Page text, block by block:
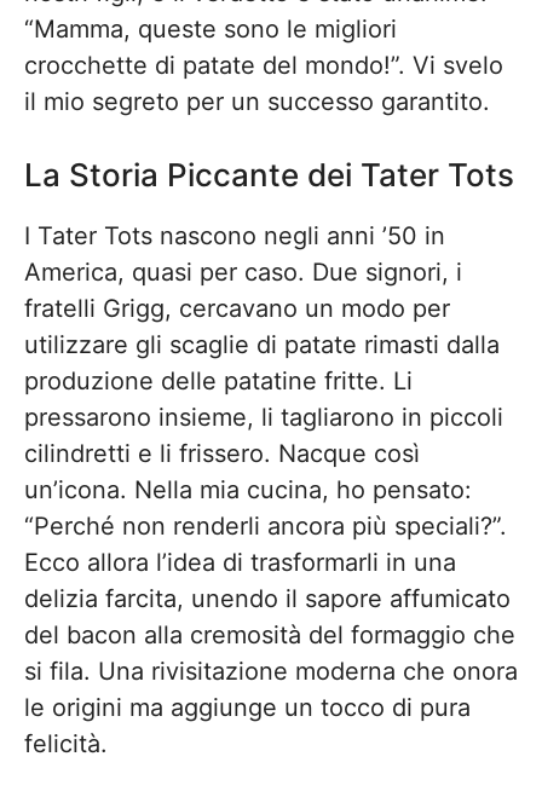
“Mamma, queste sono le migliori
crocchette di patate del mondo!”. Vi svelo
il mio segreto per un successo garantito.
La Storia Piccante dei Tater Tots
I Tater Tots nascono negli anni ’50 in
America, quasi per caso. Due signori, i
fratelli Grigg, cercavano un modo per
utilizzare gli scaglie di patate rimasti dalla
produzione delle patatine fritte. Li
pressarono insieme, li tagliarono in piccoli
cilindretti e li frissero. Nacque così
un’icona. Nella mia cucina, ho pensato:
“Perché non renderli ancora più speciali?”.
Ecco allora l’idea di trasformarli in una
delizia farcita, unendo il sapore affumicato
del bacon alla cremosità del formaggio che
si fila. Una rivisitazione moderna che onora
le origini ma aggiunge un tocco di pura
felicità.